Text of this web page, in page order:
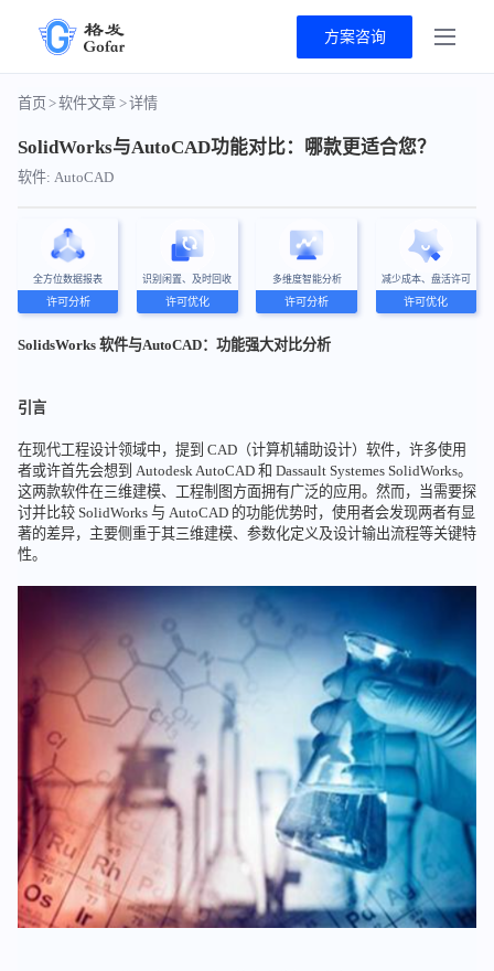
方案咨询
首页>软件文章 >详情
SolidWorks与AutoCAD功能对比：哪款更适合您？
软件: AutoCAD
全方位数据报表
许可分析
识别闲置、及时回收
许可优化
多维度智能分析
许可分析
减少成本、盘活许可
许可优化
SolidsWorks 软件与AutoCAD：功能强大对比分析
引言
在现代工程设计领域中，提到 CAD（计算机辅助设计）软件，许多使用
者或许首先会想到 Autodesk AutoCAD 和 Dassault Systemes SolidWorks。
这两款软件在三维建模、工程制图方面拥有广泛的应用。然而，当需要探
讨并比较 SolidWorks 与 AutoCAD 的功能优势时，使用者会发现两者有显
著的差异，主要侧重于其三维建模、参数化定义及设计输出流程等关键特
性。